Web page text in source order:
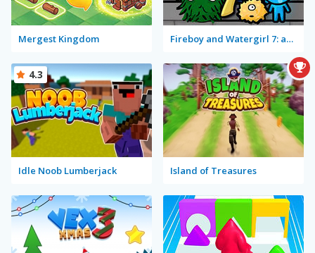
Mergest Kingdom Fireboy and Watergirl 7: and Friends
Idle Noob Lumberjack
4.3
Island of Treasures